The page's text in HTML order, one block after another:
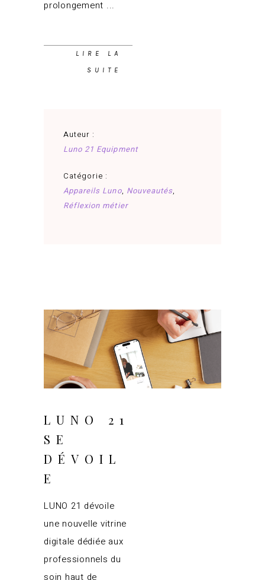
prolongement
LIRE LA
SUITE
Auteur :
Luno 21 Equipment
Catégorie :
Appareils Luno, Nouveautés,
Réflexion métier
juillet 29, 2025
LUNO 21
SE
DÉVOIL
E
LUNO 21 dévoile
une nouvelle vitrine
digitale dédiée aux
professionnels du
soin haut de